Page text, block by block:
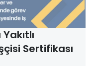
Sertifikası